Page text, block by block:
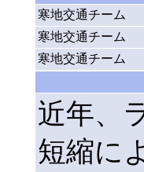
寒地交通チーム
寒地交通チーム
寒地交通チーム
近年、
短縮に